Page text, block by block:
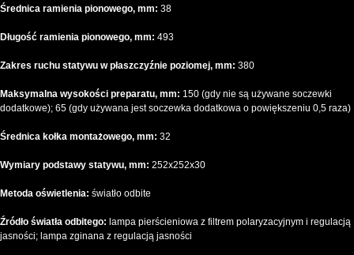
Średnica ramienia pionowego, mm: 38
Długość ramienia pionowego, mm: 493
Zakres ruchu statywu w płaszczyźnie poziomej, mm: 380
Maksymalna wysokości preparatu, mm: 150 (gdy nie są używane soczewki
dodatkowe); 65 (gdy używana jest soczewka dodatkowa o powiększeniu 0,5 raza)
Średnica kołka montażowego, mm: 32
Wymiary podstawy statywu, mm: 252x252x30
Metoda oświetlenia: światło odbite
Źródło światła odbitego: lampa pierścieniowa z filtrem polaryzacyjnym i regulacją
jasności; lampa zginana z regulacją jasności